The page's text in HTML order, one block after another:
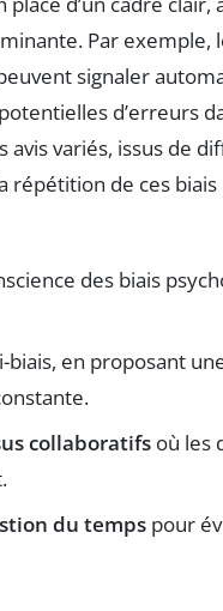
Par exemple,
signaler
d’erreurs
variés, issus de
répétition de ces
des biais
en proposant
collaboratifs où les
du temps pour